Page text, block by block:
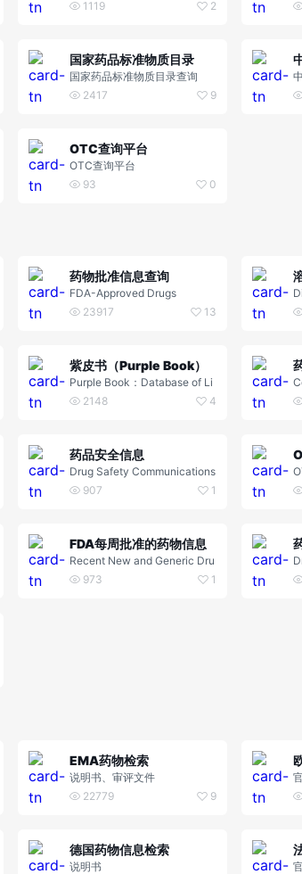
1119
2
国家药品标准物质目录
国家药品标准物质目录查询
2417
9
OTC查询平台
OTC查询平台
93
0
药物批准信息查询
FDA-Approved Drugs
23917
13
e
紫皮书（Purple Book）
Purple Book：Database of Li
censed Biological Products
2148 4
d
药品安全信息
Drug Safety Communications
907
1
FDA每周批准的药物信息
Recent New and Generic Dru
g Approvals
973 1
EMA药物检索
说明书、审评文件
22779
9
德国药物信息检索
说明书